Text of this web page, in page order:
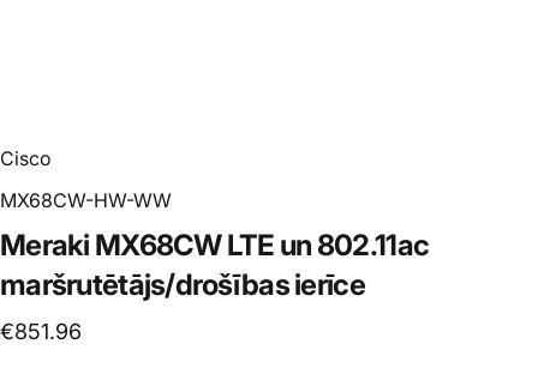
Cisco
MX68CW-HW-WW
Meraki MX68CWLTE un 802.11ac
maršrutētājs/drošībasierīce
€851.96